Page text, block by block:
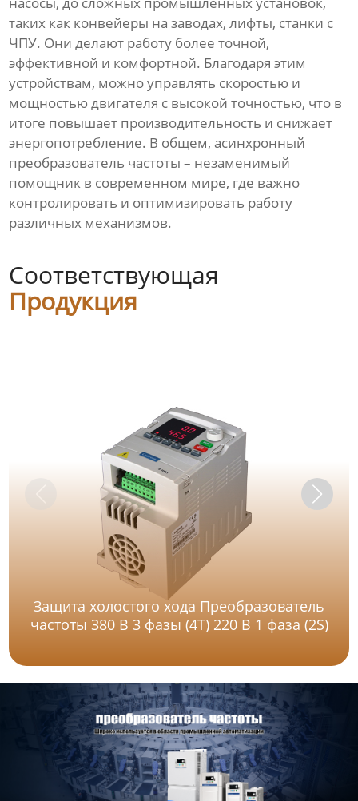
таких как конвейеры на заводах, лифты, станки с
ЧПУ. Они делают работу более точной,
эффективной и комфортной. Благодаря этим
устройствам, можно управлять скоростью и
мощностью двигателя с высокой точностью, что в
итоге повышает производительность и снижает
энергопотребление. В общем, асинхронный
преобразователь частоты – незаменимый
помощник в современном мире, где важно
контролировать и оптимизировать работу
различных механизмов.
Соответствующая
Продукция
Защита холостого хода Преобразователь
частоты 380 В 3 фазы (4T) 220 В 1 фаза (2S)